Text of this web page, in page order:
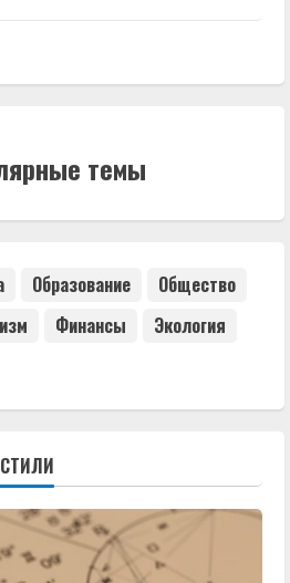
темы
Образование
Общество
Финансы
Экология